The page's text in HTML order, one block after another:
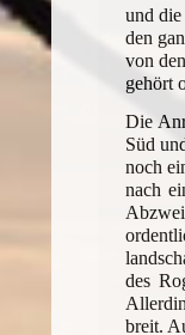
und
den
von
gehört
Die
Süd
noch
nach
des
breit.